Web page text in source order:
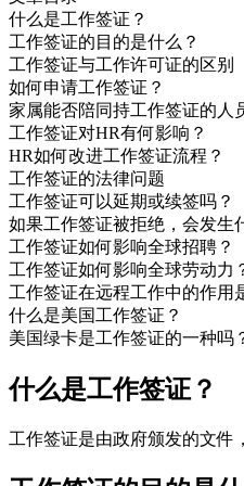
什么是工作签证？
工作签证的目的是什么？
工作签证与工作许可证的区别
如何申请工作签证？
家属能否陪同持工作签证的人
工作签证对HR有何影响？
HR如何改进工作签证流程？
工作签证的法律问题
工作签证可以延期或续签吗？
如果工作签证被拒绝，会发生
工作签证如何影响全球招聘？
工作签证如何影响全球劳动力
工作签证在远程工作中的作用
什么是美国工作签证？
美国绿卡是工作签证的一种吗
什么是工作签证？
工作签证是由政府颁发的文件